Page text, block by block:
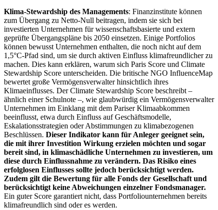
Klima-Stewardship des Managements: Finanzinstitute können
zum Übergang zu Netto-Null beitragen, indem sie sich bei
investierten Unternehmen für wissenschaftsbasierte und extern
geprüfte Übergangspläne bis 2050 einsetzen. Einige Portfolios
können bewusst Unternehmen enthalten, die noch nicht auf dem
1,5°C-Pfad sind, um sie durch aktiven Einfluss klimafreundlicher zu
machen. Dies kann erklären, warum sich Paris Score und Climate
Stewardship Score unterscheiden. Die britische NGO InfluenceMap
bewertet große Vermögensverwalter hinsichtlich ihres
Klimaeinflusses. Der Climate Stewardship Score beschreibt –
ähnlich einer Schulnote –, wie glaubwürdig ein Vermögensverwalter
Unternehmen im Einklang mit dem Pariser Klimaabkommen
beeinflusst, etwa durch Einfluss auf Geschäftsmodelle,
Eskalationsstrategien oder Abstimmungen zu klimabezogenen
Beschlüssen. Dieser Indikator kann für Anleger geeignet sein,
die mit ihrer Investition Wirkung erzielen möchten und sogar
bereit sind, in klimaschädliche Unternehmen zu investieren, um
diese durch Einflussnahme zu verändern. Das Risiko eines
erfolglosen Einflusses sollte jedoch berücksichtigt werden.
Zudem gilt die Bewertung für alle Fonds der Gesellschaft und
berücksichtigt keine Abweichungen einzelner Fondsmanager.
Ein guter Score garantiert nicht, dass Portfoliounternehmen bereits
klimafreundlich sind oder es werden.